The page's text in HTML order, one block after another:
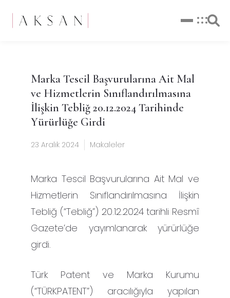
Marka Tescil Başvurularına Ait Mal
ve Hizmetlerin Sınıflandırılmasına
İlişkin Tebliğ 20.12.2024 Tarihinde
Yürürlüğe Girdi
23 Aralık 2024 Makaleler
Marka Tescil Başvurularına Ait Mal ve
Hizmetlerin Sınıflandırılmasına İlişkin
Tebliğ (“Tebliğ”) 20.12.2024 tarihli Resmî
Gazete’de yayımlanarak yürürlüğe
girdi.
Türk Patent ve Marka Kurumu
(“TÜRKPATENT”) aracılığıyla yapılan